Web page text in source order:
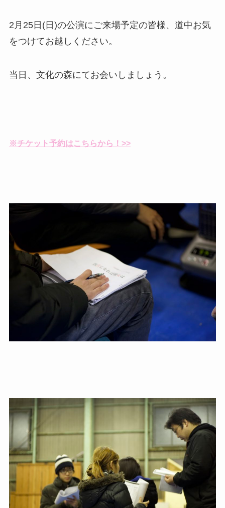
2月25日(日)の公演にご来場予定の皆様、道中お気
をつけてお越しください。
当日、文化の森にてお会いしましょう。
※チケット予約はこちらから！>>